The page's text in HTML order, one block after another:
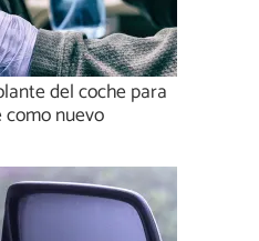
del coche para
nuevo